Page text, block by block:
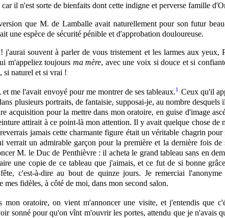
il n'est sorte de bienfaits dont cette indigne et perverse famille
que M. de Lamballe avait naturellement pour son futur
une espèce de sécurité pénible et d'approbation douloureuse.
j'aurai souvent à parler de vous tristement et les larmes aux
m'appeliez toujours ma mère, avec une voix si douce et si
si naturel et si vrai !
me l'avait envoyé pour me montrer de ses tableaux.1 Ceux qu'il
plusieurs portraits, de fantaisie, supposai-je, au nombre
acquisition pour la mettre dans mon oratoire, en guise d'image
attirait à ce point-là mon attention. Il y avait quelque chose
jamais cette charmantefigure était un véritable chagrin pour
un admirable garçon pour la première et la dernière fois
M. le Duc de Penthièvre : il acheta le grand tableau sans en
une copie de ce tableau que j'aimais, et ce fut de si bonne
c'est-à-dire au bout de quinze jours. Je remerciai
fidèles, à côté de moi, dans mon second salon.
oratoire, on vient m'annoncer une visite, et j'entendis que
sonné pour qu'on vînt m'ouvrir les portes, attendu que je n'avais